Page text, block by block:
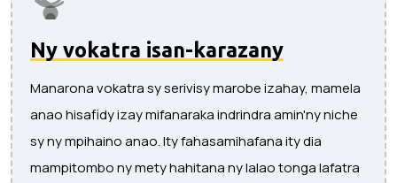
Ny vokatra isan-karazany
Manarona vokatra sy serivisy marobe izahay, mamela
anao hisafidy izay mifanaraka indrindra amin'ny niche
sy ny mpihaino anao. Ity fahasamihafana ity dia
mampitombo ny mety hahitana ny lalao tonga lafatra